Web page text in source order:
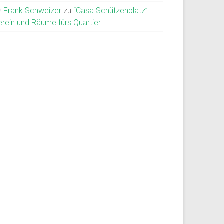
Frank Schweizer zu “Casa Schützenplatz” –
und Räume fürs Quartier